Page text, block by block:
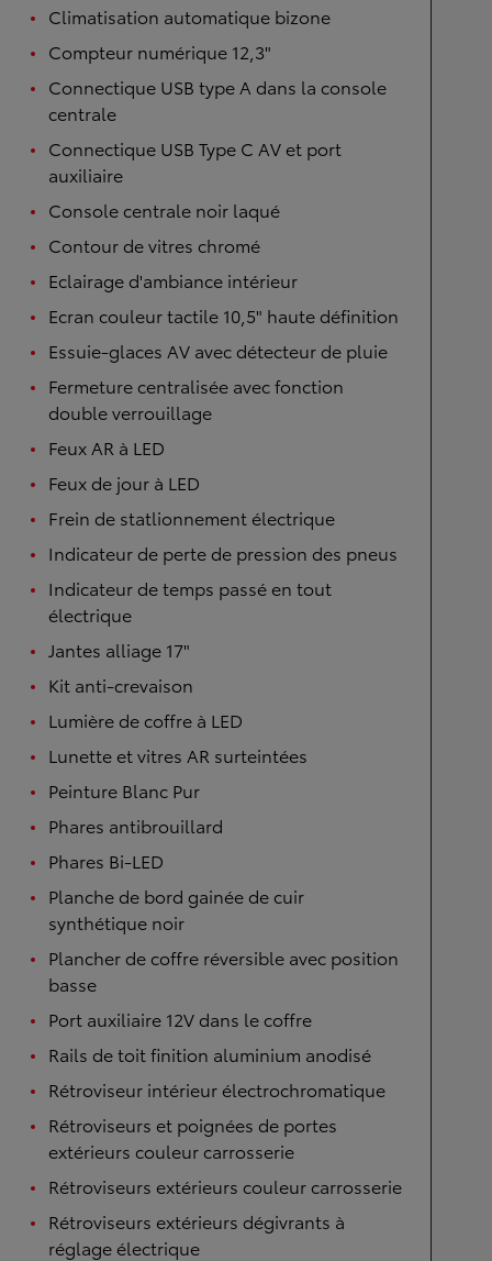
Climatisation automatique bizone
Compteur numérique 12,3"
Connectique USB type A dans la console
centrale
Connectique USB Type C AV et port
auxiliaire
Console centrale noir laqué
Contour de vitres chromé
Eclairage d'ambiance intérieur
Ecran couleur tactile 10,5" haute définition
Essuie-glaces AV avec détecteur de pluie
Fermeture centralisée avec fonction
double verrouillage
Feux AR à LED
Feux de jour à LED
Frein de statlionnement électrique
Indicateur de perte de pression des pneus
Indicateur de temps passé en tout
électrique
Jantes alliage 17"
Kit anti-crevaison
Lumière de coffre à LED
Lunette et vitres AR surteintées
Peinture Blanc Pur
Phares antibrouillard
Phares Bi-LED
Planche de bord gainée de cuir
synthétique noir
Plancher de coffre réversible avec position
basse
Port auxiliaire 12V dans le coffre
Rails de toit finition aluminium anodisé
Rétroviseur intérieur électrochromatique
Rétroviseurs et poignées de portes
extérieurs couleur carrosserie
Rétroviseurs extérieurs couleur carrosserie
Rétroviseurs extérieurs dégivrants à
réglage électrique